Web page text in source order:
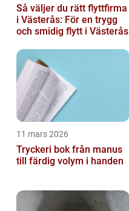
Så väljer du rätt flyttfirma
i Västerås: För en trygg
och smidig flytt i Västerås
11 mars 2026
Tryckeri bok från manus
till färdig volym i handen